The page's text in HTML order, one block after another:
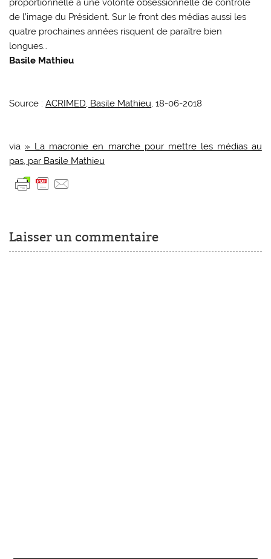
proportionnelle à une volonté obsessionnelle de contrôle
de l’image du Président. Sur le front des médias aussi les
quatre prochaines années risquent de paraître bien
longues…
Basile Mathieu
Source :ACRIMED, Basile Mathieu, 18-06-2018
via » La macronie en marche pour mettre les médias au
pas, par Basile Mathieu
Laisser un commentaire